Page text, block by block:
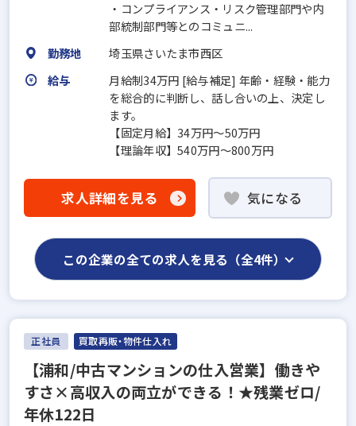
・コンプライアンス・リスク管理部門や内
部統制部門等とのコミュニ...
勤務地
埼玉県さいたま市西区
給与
月給制34万円 [給与補足] 年齢・経験・能力
を総合的に判断し、話し合いの上、決定し
ます。
【固定月給】34万円～50万円
【理論年収】540万円～800万円
求人詳細を見る 気になる
この企業の全ての求人を見る（全4件）
正社員 買取再販・物件仕入れ
【浦和/中古マンションの仕入営業】働きや
すさ×高収入の両立ができる！★残業ゼロ/
年休122日